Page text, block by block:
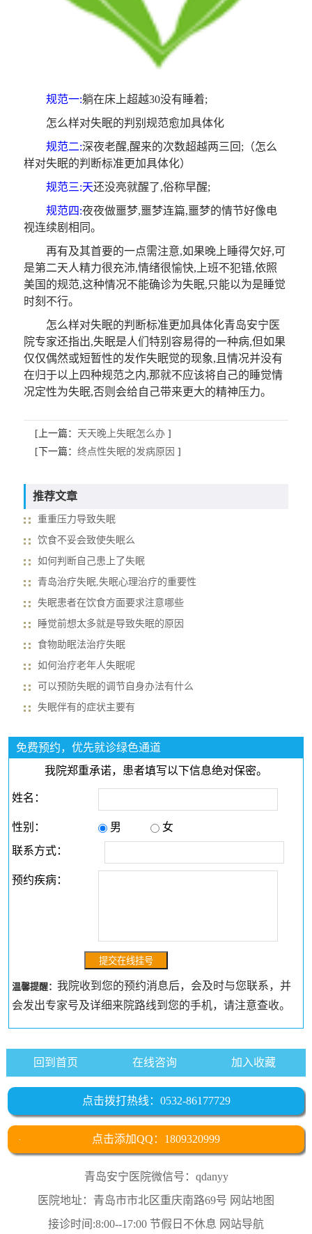
规范一:躺在床上超越30没有睡着;
怎么样对失眠的判别规范愈加具体化
规范二:深夜老醒,醒来的次数超越两三回;（怎么
样对失眠的判断标准更加具体化）
规范三:天还没亮就醒了,俗称早醒;
规范四:夜夜做噩梦,噩梦连篇,噩梦的情节好像电
视连续剧相同。
再有及其首要的一点需注意,如果晚上睡得欠好,可
是第二天人精力很充沛,情绪很愉快,上班不犯错,依照
美国的规范,这种情况不能确诊为失眠,只能以为是睡觉
时刻不行。
怎么样对失眠的判断标准更加具体化青岛安宁医
院专家还指出,失眠是人们特别容易得的一种病,但如果
仅仅偶然或短暂性的发作失眠觉的现象,且情况并没有
在归于以上四种规范之内,那就不应该将自己的睡觉情
况定性为失眠,否则会给自己带来更大的精神压力。
[上一篇： 天天晚上失眠怎么办]
[下一篇： 终点性失眠的发病原因 ]
推荐文章
重重压力导致失眠
饮食不妥会致使失眠么
如何判断自己患上了失眠
青岛治疗失眠,失眠心理治疗的重要性
失眠患者在饮食方面要求注意哪些
睡觉前想太多就是导致失眠的原因
食物助眠法治疗失眠
如何治疗老年人失眠呢
可以预防失眠的调节自身办法有什么
失眠伴有的症状主要有
免费预约，优先就诊绿色通道
我院郑重承诺，患者填写以下信息绝对保密。
姓名：
性别： 男
女
联系方式：
预约疾病：
温馨提醒：我院收到您的预约消息后，会及时与您联系，并
会发出专家号及详细来院路线到您的手机，请注意查收。
回到首页 在线咨询 加入收藏
点击拨打热线：0532-86177729
点击添加QQ：1809320999
青岛安宁医院微信号：qdanyy
医院地址：青岛市市北区重庆南路69号 网站地图
接诊时间:8:00--17:00 节假日不休息 网站导航